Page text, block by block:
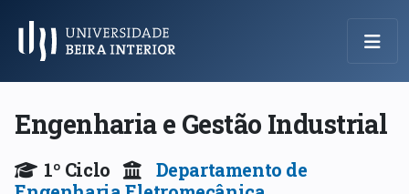
Menu Principal
Engenharia e Gestão Industrial
1º Ciclo
Departamento de